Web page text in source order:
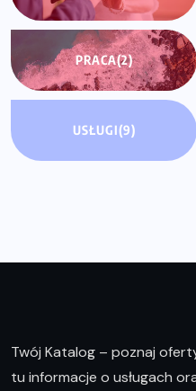
PRACA(2)
USŁUGI(9)
Twój Katalog – poznaj
tu informacje o usługach